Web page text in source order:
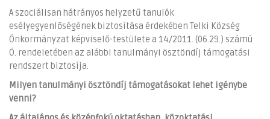
A szociálisan hátrányos helyzetű tanulók
esélyegyenlőségének biztosítása érdekében Telki Község
Önkormányzat képviselő-testülete a 14/2011. (06.29.) számú
Ö. rendeletében az alábbi tanulmányi ösztöndíj támogatási
rendszert biztosíja.
Milyen tanulmányi ösztöndíj támogatásokat lehet igénybe
venni?